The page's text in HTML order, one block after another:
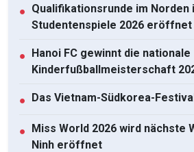
● Qualifikationsrunde im Norden
Studentenspiele 2026 eröffnet
● Hanoi FC gewinnt die nationale
Kinderfußballmeisterschaft
● Das Vietnam-Südkorea-
● Miss World 2026 wird nächste
Ninh eröffnet